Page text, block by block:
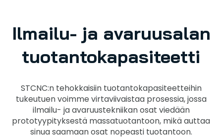
Ilmailu- ja avaruusalan
tuotantokapasiteetti
STCNC:n tehokkaisiin tuotantokapasiteetteihin
tukeutuen voimme virtaviivaistaa prosessia, jossa
ilmailu- ja avaruustekniikan osat viedään
prototyypityksestä massatuotantoon, mikä auttaa
sinua saamaan osat nopeasti tuotantoon.